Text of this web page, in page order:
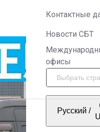
Контактные
Новости СБТ
офисы
Русский /